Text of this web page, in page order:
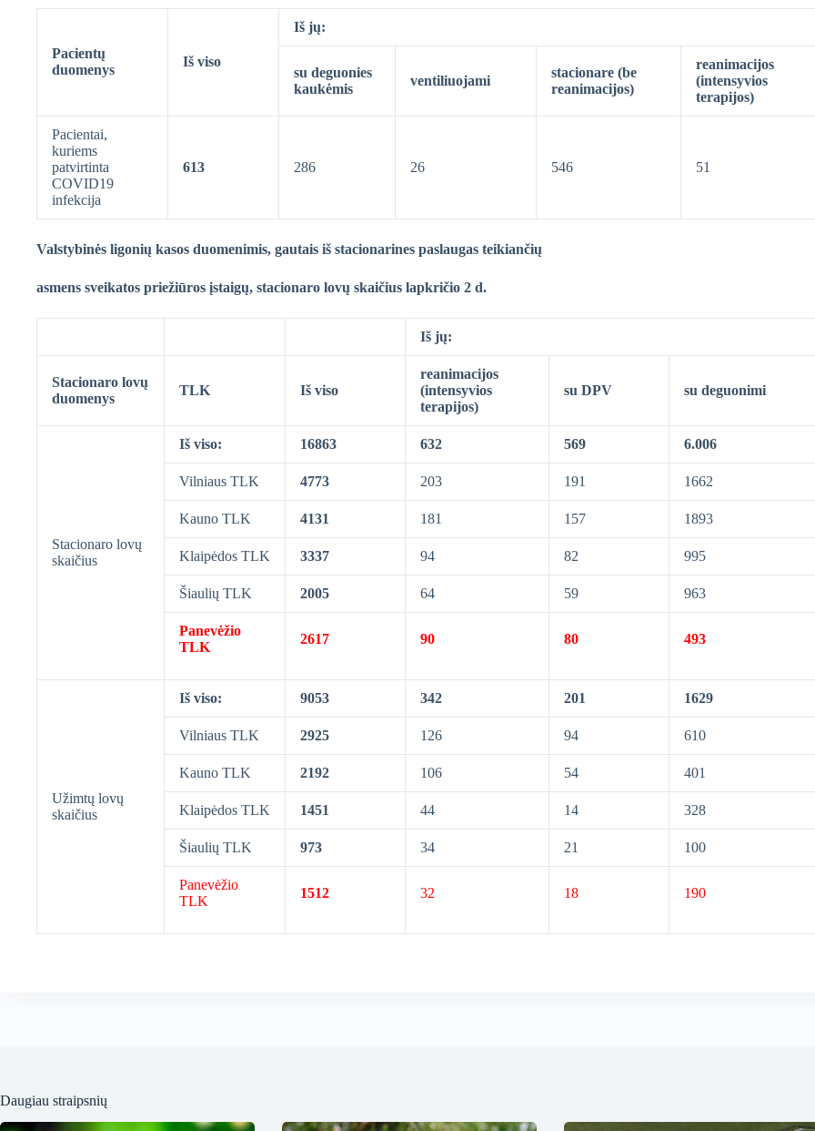
Pacientų
duomenys
Iš viso
Iš jų:
su deguonies
kaukėmis
ventiliuojami
stacionare (be
reanimacijos)
reanimacijos
(intensyvios
terapijos)
Pacientai,
kuriems
patvirtinta
COVID19
infekcija
613 286 26 546 51
Valstybinės ligonių kasos duomenimis, gautais iš stacionarines paslaugas teikiančių
asmens sveikatos priežiūros įstaigų, stacionaro lovų skaičius lapkričio 2 d.
Iš jų:
Stacionaro lovų
duomenys
TLK Iš viso
reanimacijos
(intensyvios
terapijos)
su DPV su deguonimi
Stacionaro lovų
skaičius
Iš viso: 16863 632 569 6.006
Vilniaus TLK 4773 203 191 1662
Kauno TLK 4131 181 157 1893
Klaipėdos TLK 3337 94 82 995
Šiaulių TLK 2005 64 59 963
Panevėžio
TLK
2617 90 80 493
Užimtų lovų
skaičius
Iš viso: 9053 342 201 1629
Vilniaus TLK 2925 126 94 610
Kauno TLK 2192 106 54 401
Klaipėdos TLK 1451 44 14 328
Šiaulių TLK 973 34 21 100
Panevėžio
TLK
1512 32 18 190
Daugiau straipsnių